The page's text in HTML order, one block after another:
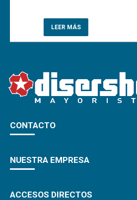
CONTACTO
NUESTRA EMPRESA
ACCESOS DIRECTOS